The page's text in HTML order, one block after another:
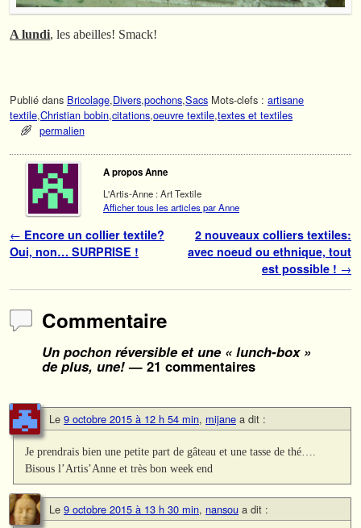
A lundi, les abeilles! Smack!
Publié dans Bricolage,Divers,pochons,Sacs Mots-clefs : artisane
textile,Christian bobin,citations,oeuvre textile,textes et textiles
permalien
A propos Anne
L'Artis-Anne : Art Textile
Afficher tous les articles par Anne
Navigation des articles
← Encore un collier textile?
Oui, non… SURPRISE !
2 nouveaux colliers textiles:
avec noeud ou ethnique, tout
est possible ! →
Commentaire
Un pochon réversible et une « lunch-box »
de plus, une!— 21 commentaires
Le 9 octobre 2015 à 12 h 54 min, mijane a dit :
Je prendrais bien une petite part de gâteau et une tasse de thé….
Bisous l’Artis’Anne et très bon week end
Le 9 octobre 2015 à 13 h 30 min, nansou a dit :